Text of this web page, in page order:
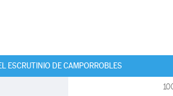
ESCRUTINIO DE CAMPORROBLES